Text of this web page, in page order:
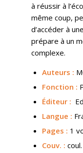
à réussir à
même coup,
d’accéder à
prépare à un
complexe.
Auteurs :
Fonction :
Éditeur :
Langue :
Pages : 1
Couv. :